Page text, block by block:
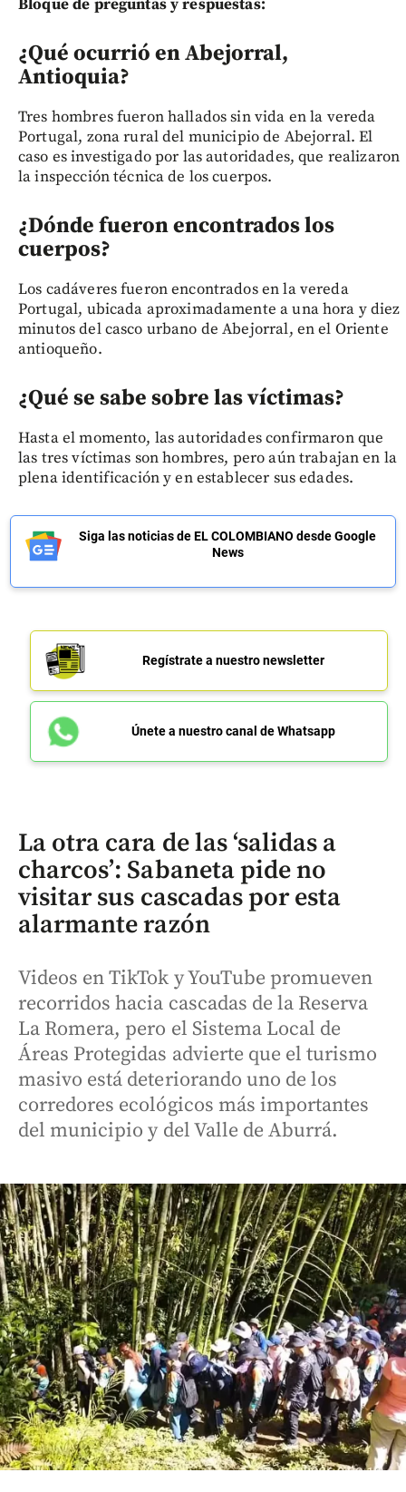
Bloque de preguntas y respuestas:
¿Qué ocurrió en Abejorral,
Antioquia?
Tres hombres fueron hallados sin vida en la vereda
Portugal, zona rural del municipio de Abejorral. El
caso es investigado por las autoridades, que realizaron
la inspección técnica de los cuerpos.
¿Dónde fueron encontrados los
cuerpos?
Los cadáveres fueron encontrados en la vereda
Portugal, ubicada aproximadamente a una hora y diez
minutos del casco urbano de Abejorral, en el Oriente
antioqueño.
¿Qué se sabe sobre las víctimas?
Hasta el momento, las autoridades confirmaron que
las tres víctimas son hombres, pero aún trabajan en la
plena identificación y en establecer sus edades.
Siga las noticias de EL COLOMBIANO desde Google
News
Regístrate a nuestro newsletter
Únete a nuestro canal de Whatsapp
La otra cara de las ‘salidas a
charcos’: Sabaneta pide no
visitar sus cascadas por esta
alarmante razón
Videos en TikTok y YouTube promueven
recorridos hacia cascadas de la Reserva
La Romera, pero el Sistema Local de
Áreas Protegidas advierte que el turismo
masivo está deteriorando uno de los
corredores ecológicos más importantes
del municipio y del Valle de Aburrá.